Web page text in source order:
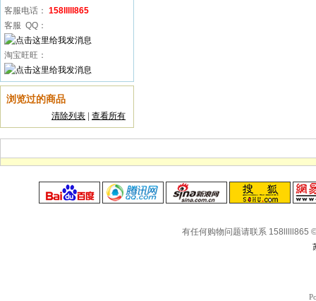
客服电话： 158lllll865
客服 QQ：
淘宝旺旺：
浏览过的商品
清除列表 查看所有
有任何购物问题请联系 158lllll865